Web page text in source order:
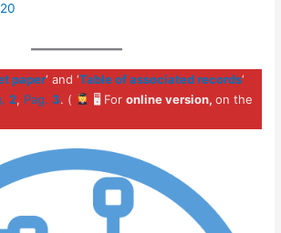
paper‘ and ‘Table of associated records‘
2, Pag.3. ( 🖥 For online version, on the